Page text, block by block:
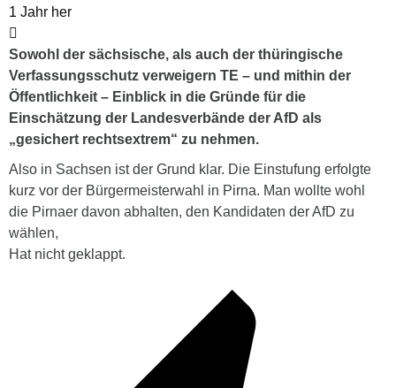
1 Jahr her
Sowohl der sächsische, als auch der thüringische
Verfassungsschutz verweigern TE – und mithin der
Öffentlichkeit – Einblick in die Gründe für die
Einschätzung der Landesverbände der AfD als
„gesichert rechtsextrem“ zu nehmen.
Also in Sachsen ist der Grund klar. Die Einstufung erfolgte
kurz vor der Bürgermeisterwahl in Pirna. Man wollte wohl
die Pirnaer davon abhalten, den Kandidaten der AfD zu
wählen,
Hat nicht geklappt.